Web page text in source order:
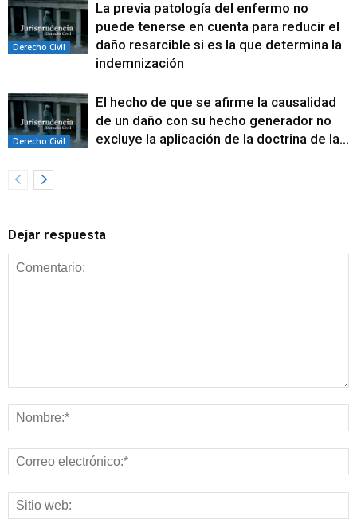
Derecho Civil
La previa patología del enfermo no
puede tenerse en cuenta para reducir el
daño resarcible si es la que determina la
indemnización
Derecho Civil
El hecho de que se afirme la causalidad
de un daño con su hecho generador no
excluye la aplicación de la doctrina de la...
Dejar respuesta